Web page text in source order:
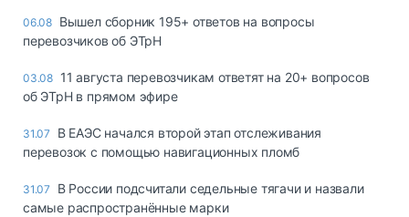
06.08 Вышел сборник 195+ ответов на вопросы
перевозчиков об ЭТрН
03.08 11 августа перевозчикам ответят на 20+ вопросов
об ЭТрН в прямом эфире
31.07
В ЕАЭС начался второй этап отслеживания
перевозок с помощью навигационных пломб
31.07
В России подсчитали седельные тягачи и назвали
самые распространённые марки